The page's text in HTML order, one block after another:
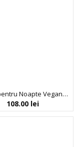
Crema pentru Noapte Vegana Reparatoare, cu Papayaluronic, Your Gorgeous Skin, 45 ml
108.00 lei